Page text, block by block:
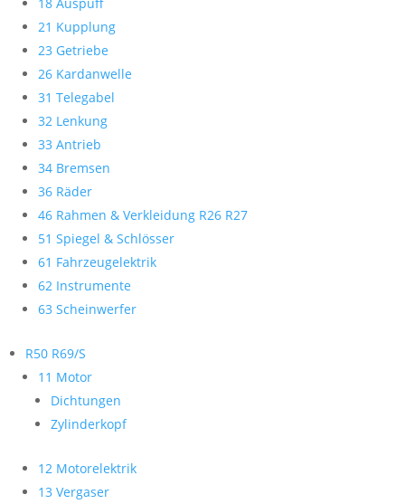
21 Kupplung
23 Getriebe
26 Kardanwelle
31 Telegabel
32 Lenkung
33 Antrieb
34 Bremsen
36 Räder
46 Rahmen & Verkleidung R26 R27
51 Spiegel & Schlösser
61 Fahrzeugelektrik
62 Instrumente
63 Scheinwerfer
R50 R69/S
11 Motor
Dichtungen
Zylinderkopf
12 Motorelektrik
13 Vergaser